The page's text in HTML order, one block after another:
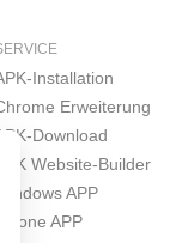
Installation
Erweiterung
Download
APK Website-Builder
Windows APP
iPhone APP